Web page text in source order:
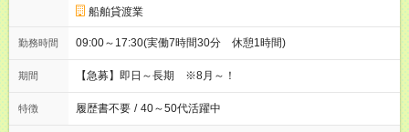
船舶貸渡業
勤務時間 09:00～17:30(実働7時間30分 休憩1時間)
期間 【急募】即日～長期 ※8月～！
特徴 履歴書不要 / 40～50代活躍中